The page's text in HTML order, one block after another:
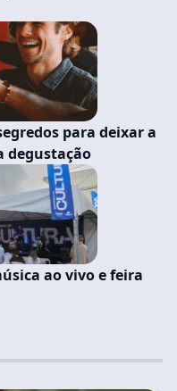
para deixar a
degustação
ao vivo e feira